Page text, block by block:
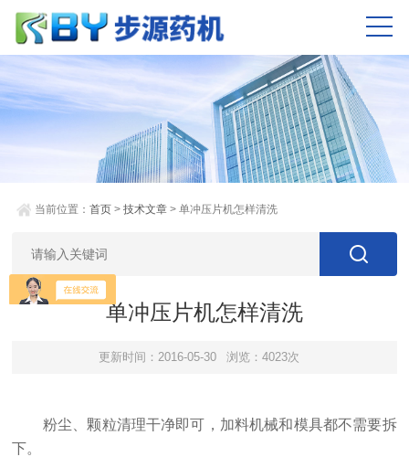
当前位置：首页 >技术文章 > 单冲压片机怎样清洗
单冲压片机怎样清洗
更新时间：2016-05-30 浏览：4023次
粉尘、颗粒清理干净即可，加料机械和模具都不需要拆
下。